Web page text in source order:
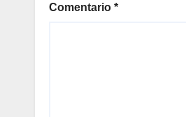
Comentario *